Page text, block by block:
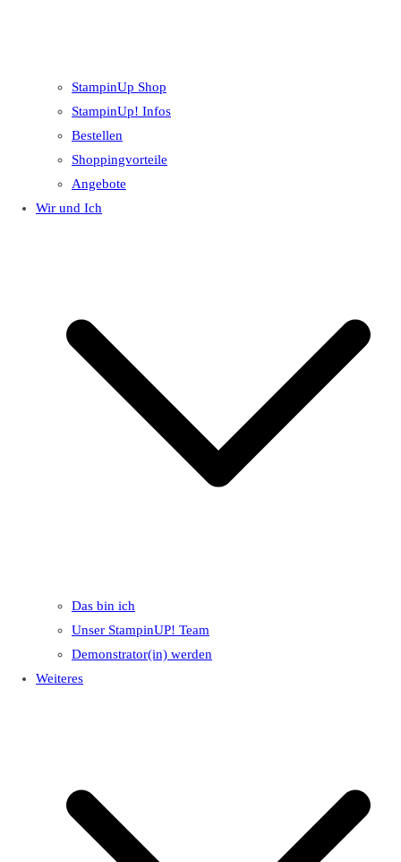
StampinUp Shop
StampinUp! Infos
Bestellen
Shoppingvorteile
Angebote
Wir und Ich
Das bin ich
Unser StampinUP! Team
Demonstrator(in) werden
Weiteres